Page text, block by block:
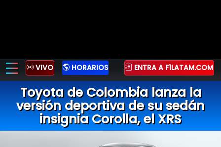
VIVO HORARIOS ENTRA A F1LATAM.COM
Toyota de Colombia lanza la
versión deportiva de su sedán
insignia Corolla, el XRS